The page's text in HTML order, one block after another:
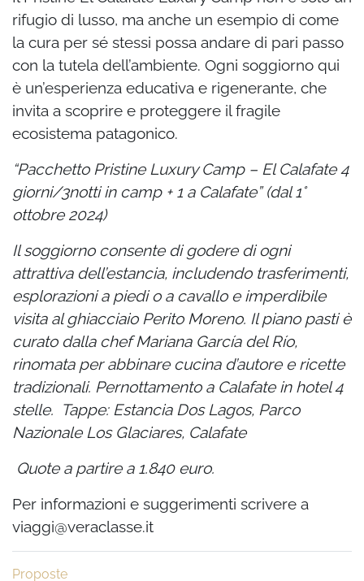
rifugio di lusso, ma anche un esempio di come
la cura per sé stessi possa andare di pari passo
con la tutela dell’ambiente. Ogni soggiorno qui
è un’esperienza educativa e rigenerante, che
invita a scoprire e proteggere il fragile
ecosistema patagonico.
“Pacchetto Pristine Luxury Camp – El Calafate 4
giorni/3notti in camp + 1 a Calafate” (dal 1°
ottobre 2024)
Il soggiorno consente di godere di ogni
attrattiva dell’estancia, includendo trasferimenti,
esplorazioni a piedi o a cavallo e imperdibile
visita al ghiacciaio Perito Moreno. Il piano pasti è
curato dalla chef Mariana García del Río,
rinomata per abbinare cucina d’autore e ricette
tradizionali. Pernottamento a Calafate in hotel 4
stelle. Tappe: Estancia Dos Lagos, Parco
Nazionale Los Glaciares, Calafate
Quote a partire a 1.840 euro.
Per informazioni e suggerimenti scrivere a
viaggi@veraclasse.it
Proposte